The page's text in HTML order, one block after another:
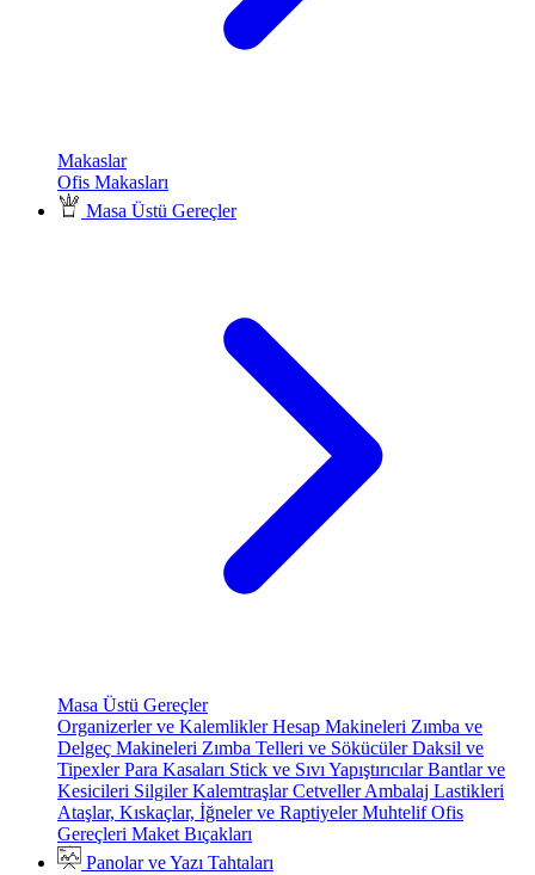
Makaslar
Ofis Makasları
Masa Üstü Gereçler
Masa Üstü Gereçler
Organizerler ve KalemliklerHesap Makineleri Zımba ve
Delgeç Makineleri Zımba Telleri ve SökücülerDaksil ve
TipexlerPara Kasaları Stick ve Sıvı YapıştırıcılarBantlar ve
Kesicileri SilgilerKalemtraşlarCetvellerAmbalaj Lastikleri
Ataşlar, Kıskaçlar, İğneler ve RaptiyelerMuhtelif Ofis
Gereçleri Maket Bıçakları
Panolar ve Yazı Tahtaları